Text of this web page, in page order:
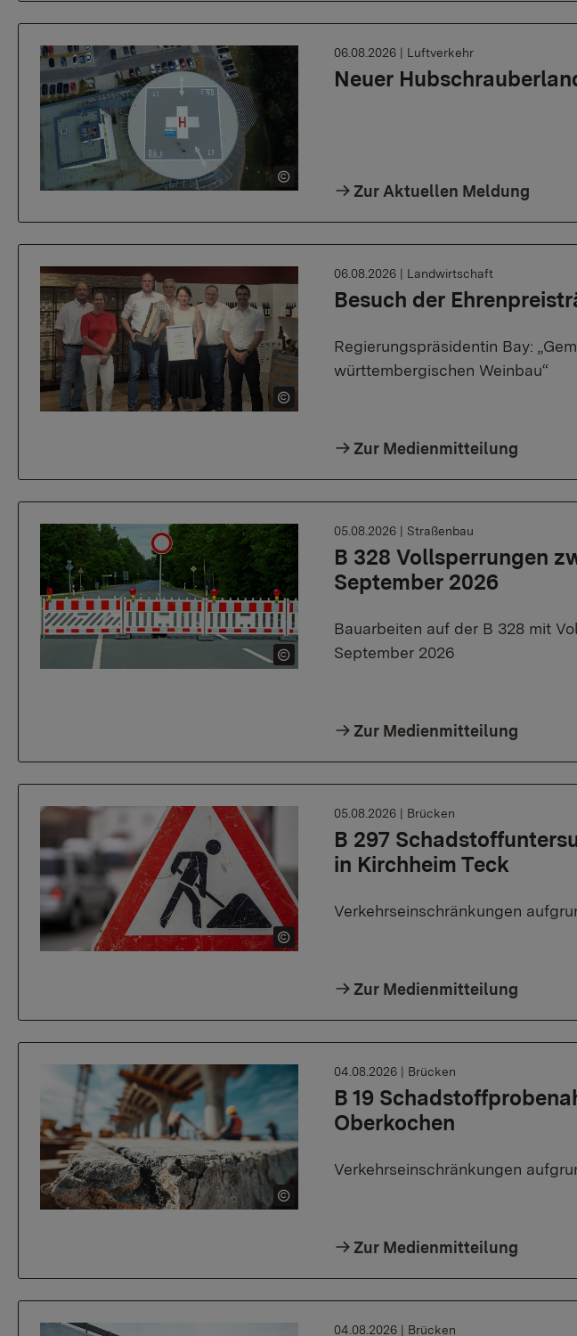
Neuer
06.08.2026 | Luftverkehr
Zur Aktuellen Meldung
Besuch der
06.08.2026 | Landwirtschaft
Regierungspräsidentin Bay:
württembergischen Weinbau“
Zur Medienmitteilung
B 328 Vollsperrungen
September 2026
05.08.2026 | Straßenbau
Bauarbeiten auf der B 328 mit
September 2026
Zur Medienmitteilung
B 297
in Kirchheim Teck
05.08.2026 | Brücken
Verkehrseinschränkungen
Zur Medienmitteilung
B 19
Oberkochen
04.08.2026 | Brücken
Verkehrseinschränkungen
Zur Medienmitteilung
04.08.2026 | Brücken